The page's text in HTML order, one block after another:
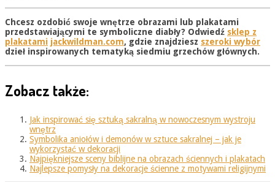
Chcesz ozdobić swoje wnętrze obrazami lub plakatami
przedstawiającymi te symboliczne diabły? Odwiedź sklep z
plakatami jackwildman.com, gdzie znajdziesz szeroki wybór
dzieł inspirowanych tematyką siedmiu grzechów głównych.
Zobacz także:
Jak inspirować się sztuką sakralną w nowoczesnym wystroju
wnętrz
Symbolika aniołów i demonów w sztuce sakralnej – jak je
wykorzystać w dekoracji
Najpiękniejsze sceny biblijne na obrazach ściennych i plakatach
Najlepsze pomysły na dekoracje ścienne z motywami religijnymi